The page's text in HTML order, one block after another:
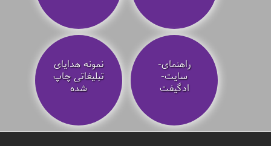
راهنمای-
سایت-
ادگیفت
نمونه هدایای
تبلیغاتی چاپ
شده